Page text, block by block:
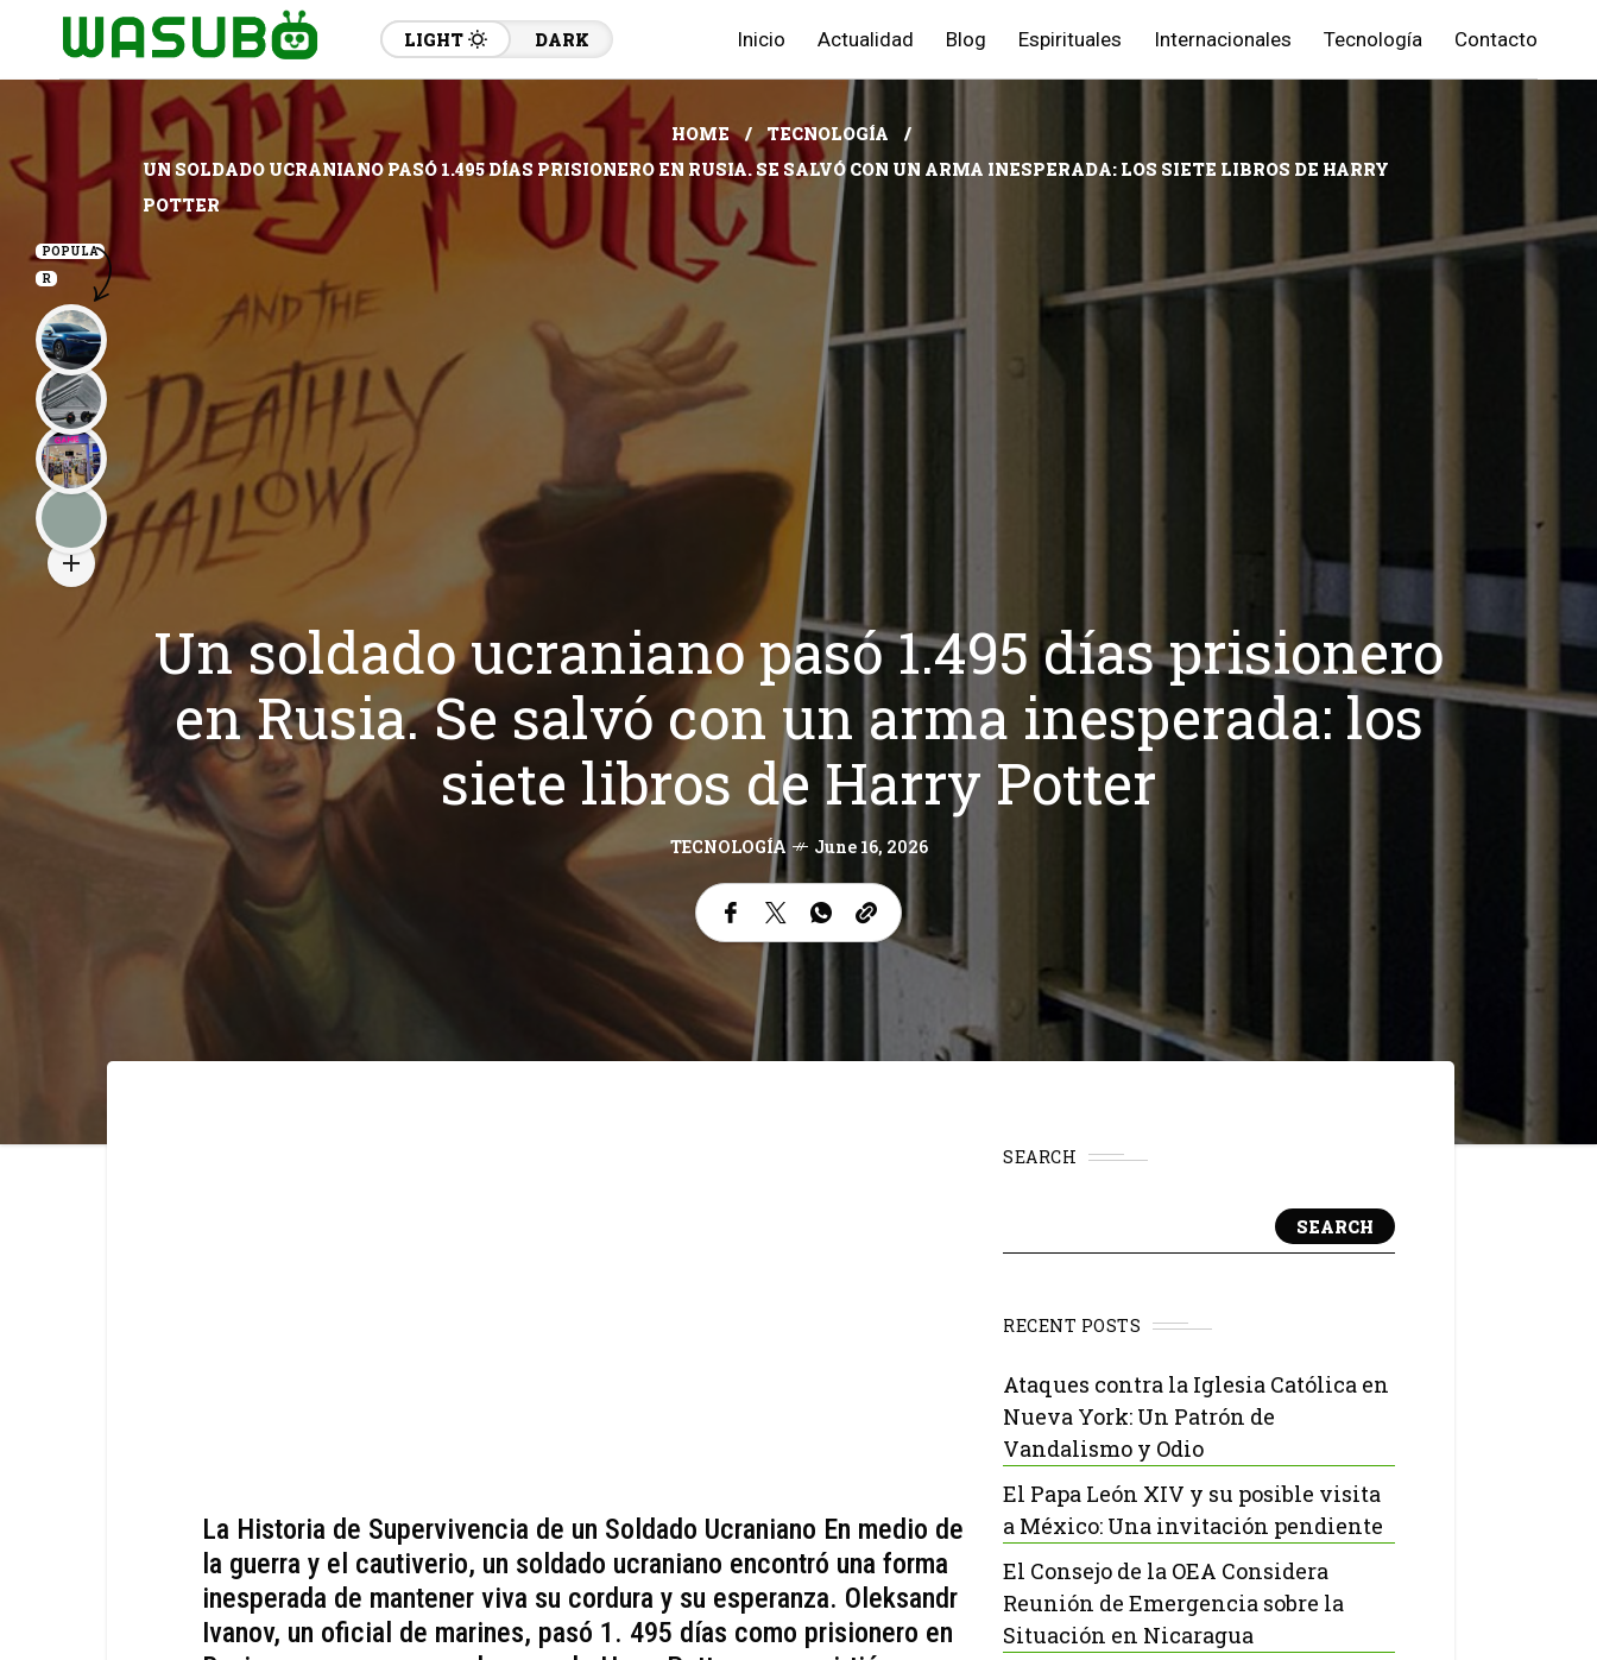
LIGHT DARK Inicio Actualidad Blog Espirituales Internacionales Tecnología Contacto
HOME
TECNOLOGÍA
UN SOLDADO UCRANIANO PASÓ 1.495 DÍAS PRISIONERO EN RUSIA. SE SALVÓ CON UN ARMA INESPERADA: LOS SIETE LIBROS DE HARRY
POTTER
Un soldado ucraniano pasó 1.495 días prisionero
en Rusia. Se salvó con un arma inesperada: los
siete libros de Harry Potter
TECNOLOGÍA June 16, 2026
La Historia de Supervivencia de un Soldado Ucraniano En medio de
la guerra y el cautiverio, un soldado ucraniano encontró una forma
inesperada de mantener viva su cordura y su esperanza. Oleksandr
Ivanov, un oficial de marines, pasó 1. 495 días como prisionero en
SEARCH
SEARCH
RECENT POSTS
Ataques contra la Iglesia Católica en
Nueva York: Un Patrón de
Vandalismo y Odio
El Papa León XIV y su posible visita
a México: Una invitación pendiente
El Consejo de la OEA Considera
Reunión de Emergencia sobre la
Situación en Nicaragua
POPULA
R